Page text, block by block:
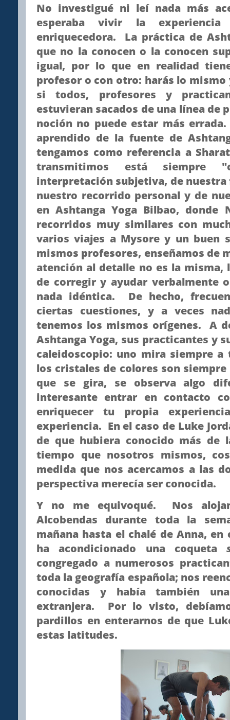
No investigué ni leí nada más
esperaba vivir la
enriquecedora. La práctica de
que no la conocen o la conocen
igual, por lo que en realidad
profesor o con otro: harás lo
si todos, profesores y
estuvieran sacados de una línea de
noción no puede estar más
aprendido de la fuente de
tengamos como referencia a
transmitimos está siempre
interpretación subjetiva, de
nuestro recorrido personal y de
en Ashtanga Yoga Bilbao,
recorridos muy similares con
varios viajes a Mysore y un buen
mismos profesores, enseñamos de
atención al detalle no es la misma,
de corregir y ayudar verbalmente
nada idéntica. De hecho,
ciertas cuestiones, y a veces
tenemos los mismos orígenes. A
Ashtanga Yoga, sus practicantes y
caleidoscopio: uno mira siempre
los cristales de colores son
que se gira, se observa algo
interesante entrar en contacto
enriquecer tu propia
experiencia. En el caso de Luke
de que hubiera conocido más de
tiempo que nosotros mismos,
medida que nos acercamos a las
perspectiva merecía ser conocida.
Y no me equivoqué. Nos
Alcobendas durante toda la
mañana hasta el chalé de Anna,
ha acondicionado una coqueta
congregado a numerosos
toda la geografía española; nos
conocidas y había también
extranjera. Por lo visto,
pardillos en enterarnos de que
estas latitudes.